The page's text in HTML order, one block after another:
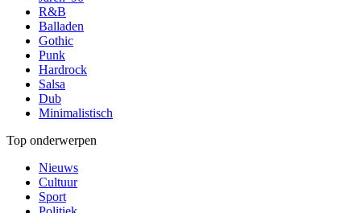
R&B
Balladen
Gothic
Punk
Hardrock
Salsa
Dub
Minimalistisch
Top onderwerpen
Nieuws
Cultuur
Sport